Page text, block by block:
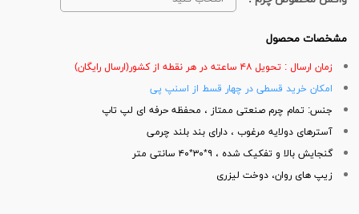
مشخصات محصول
زمان ارسال : تحویل ۴۸ ساعته در هر نقطه از کشور(ارسال رایگان)
امکان خرید قسطی در چهار قسط از اسنپ پی
جنس: تمام چرم صنعتی ممتاز ، محفظه حرفه ای لپ تاپ
آسترهای دولایه مرغوب ، دارای بند بلند چرمی
گنجایش بالا و تفکیک شده ، ۹*۳۰*۴۰ سانتی متر
زیپ های روان، دوخت لیزری